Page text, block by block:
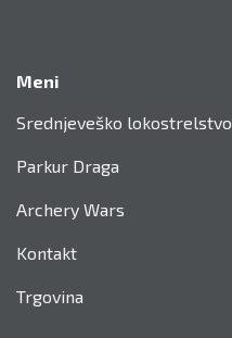
Meni
Srednjeveško lokostrelstvo
Parkur Draga
Archery Wars
Kontakt
Trgovina